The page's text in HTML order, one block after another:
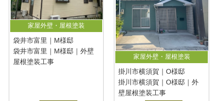
家屋外壁・屋根塗装
袋井市富里｜M様邸
袋井市富里｜M様邸｜外壁
屋根塗装工事
家屋外壁・屋根塗装
掛川市横須賀｜O様邸
掛川市横須賀｜O様邸｜外
壁屋根塗装工事